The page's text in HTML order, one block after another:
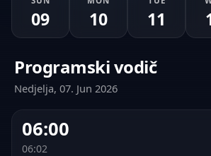
09 10 11
Programski vodič
Nedjelja, 07. Jun 2026
06:00
06:02